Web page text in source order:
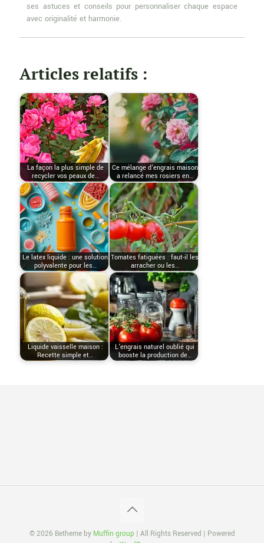
ses astuces et conseils pour personnaliser chaque espace
avec originalité et harmonie.
Articles relatifs :
La façon la plus simple de
recycler vos peaux de…
Ce mélange d’engrais maison
a relancé mes rosiers en…
Le latex liquide : une solution
polyvalente pour les…
Tomates fatiguées : faut-il les
arracher ou les…
Liquide vaisselle maison :
Recette simple et…
L’engrais naturel oublié qui
booste la production de…
© 2026 Betheme by Muffin group | All Rights Reserved | Powered